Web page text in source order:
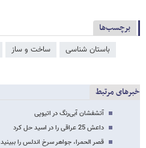
برچسب‌ها
باستان شناسی ساخت و ساز
خبرهای مرتبط
آتشفشان آبی‌رنگ در اتیوپی
داعش 25 عراقی را در اسید حل کرد
قصر الحمرا، جواهر سرخ اندلس را ببینید